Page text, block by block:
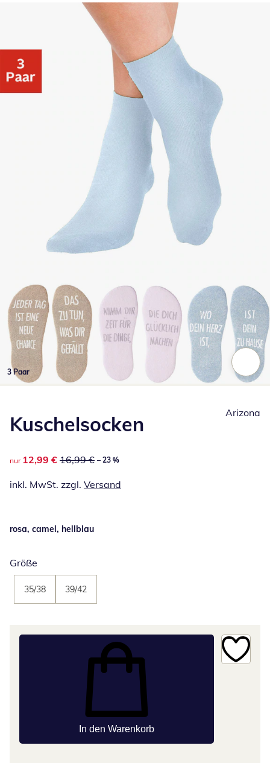
3 Paar
Kuschelsocken
reduzierter Preis 12,99 €, vorheriger Preis: 16,99 €
nur 12,99 € 16,99 € – 23 %
inkl. MwSt. zzgl. Versand
Arizona
rosa, camel, hellblau
Größe
35/38 39/42
In den Warenkorb